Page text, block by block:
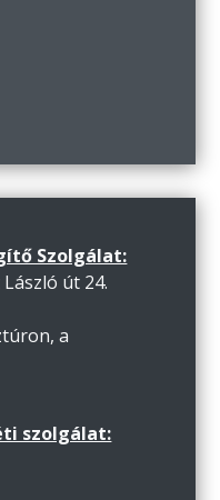
Szolgálat:
út 24.
a
szolgálat: